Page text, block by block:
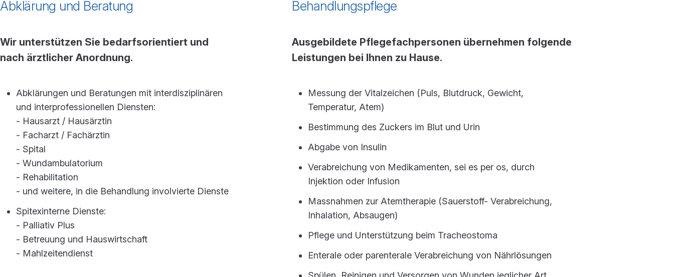
Abklärung und Beratung
Wir unterstützen Sie bedarfsorientiert und
nach ärztlicher Anordnung.
Abklärungen und Beratungen mit interdisziplinären
und interprofessionellen Diensten:
- Hausarzt / Hausärztin
- Facharzt / Fachärztin
- Spital
- Wundambulatorium
- Rehabilitation
- und weitere, in die Behandlung involvierte Dienste
Spitexinterne Dienste:
- Palliativ Plus
- Betreuung und Hauswirtschaft
- Mahlzeitendienst
Behandlungspflege
Ausgebildete Pflegefachpersonen übernehmen folgende
Leistungen bei Ihnen zu Hause.
Messung der Vitalzeichen (Puls, Blutdruck, Gewicht,
Temperatur, Atem)
Bestimmung des Zuckers im Blut und Urin
Abgabe von Insulin
Verabreichung von Medikamenten, sei es per os, durch
Injektion oder Infusion
Massnahmen zur Atemtherapie (Sauerstoff- Verabreichung,
Inhalation, Absaugen)
Pflege und Unterstützung beim Tracheostoma
Enterale oder parenterale Verabreichung von Nährlösungen